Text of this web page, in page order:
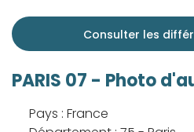
Consulter les
PARIS 07 - Photo
Pays : France